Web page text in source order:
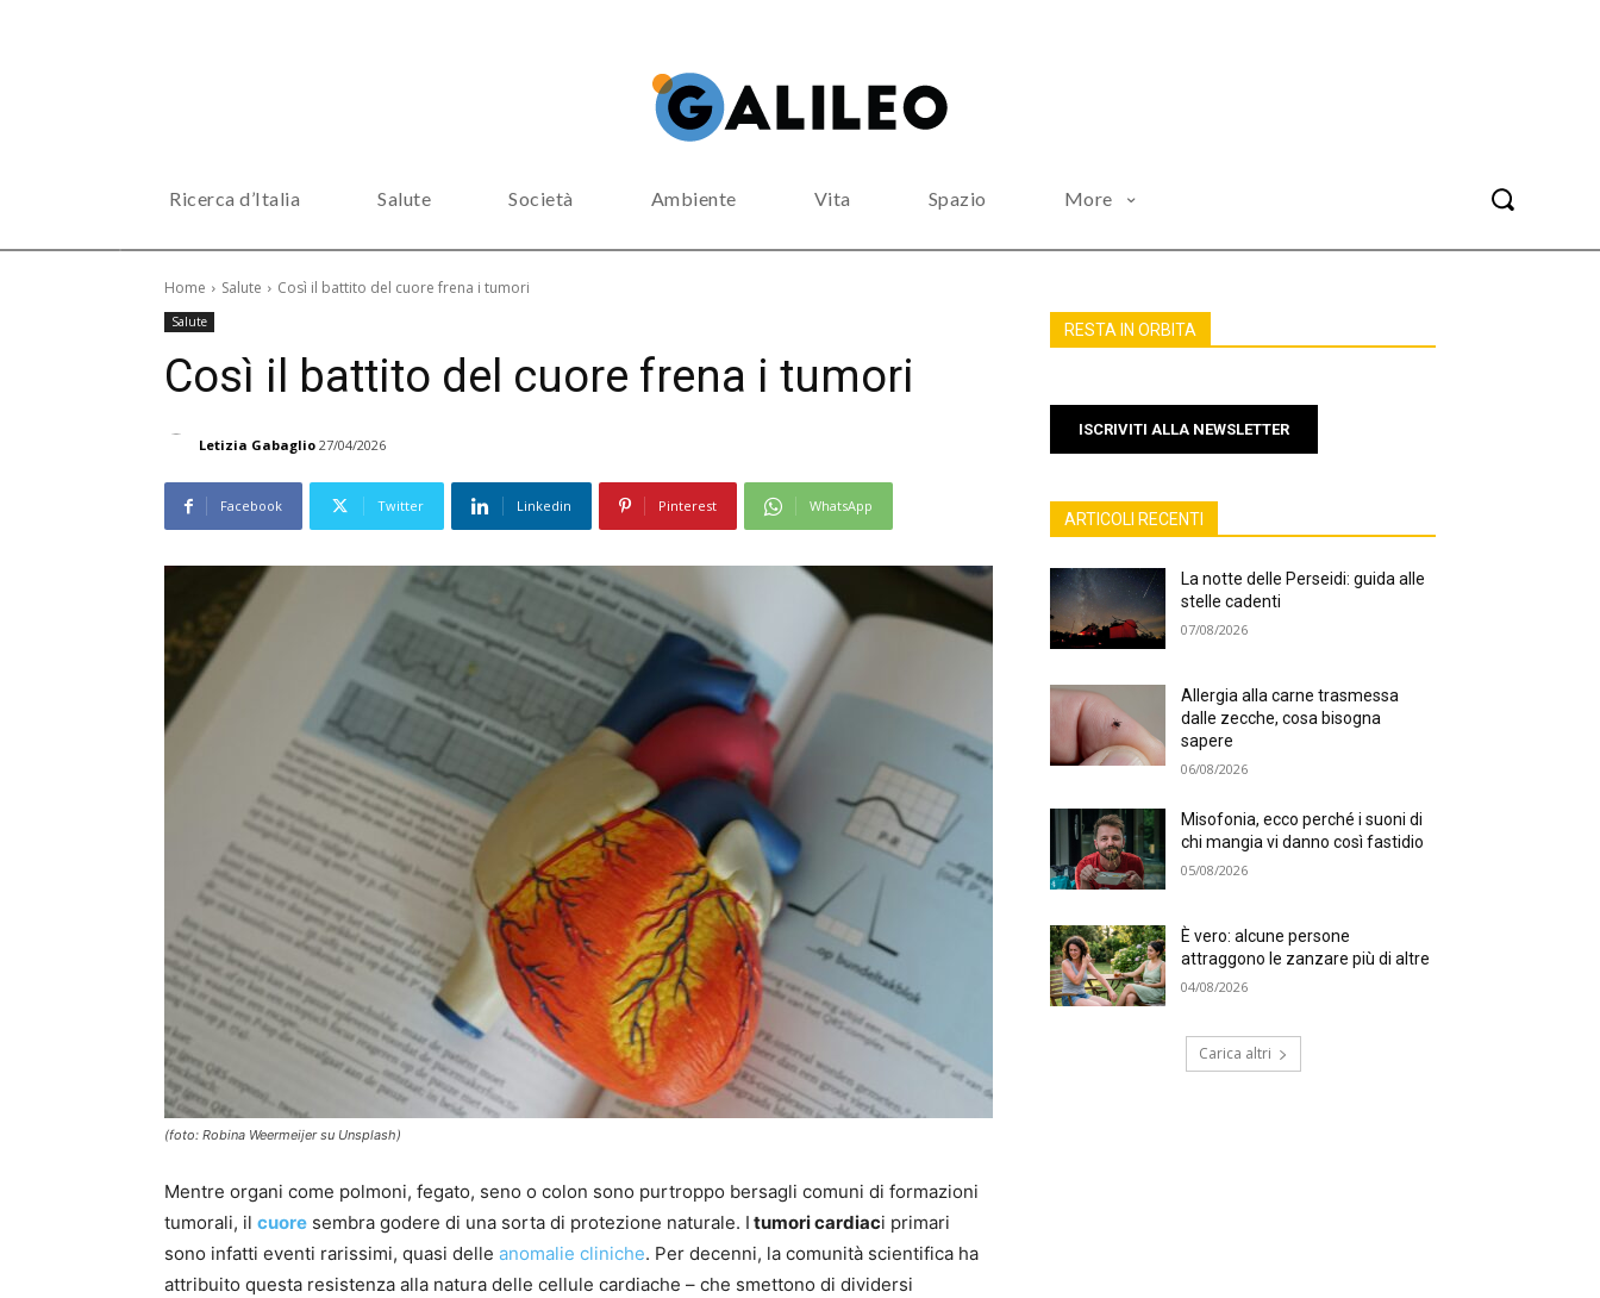
Ricerca d’Italia Salute Società Ambiente Vita Spazio More
Home Salute Così il battito del cuore frena i tumori
Salute
Così il battito del cuore frena i tumori
Letizia Gabaglio 27/04/2026
Facebook Twitter Linkedin Pinterest WhatsApp
(foto: Robina Weermeijer su Unsplash)
Mentre organi come polmoni, fegato, seno o colon sono purtroppo bersagli comuni di formazioni
tumorali, il cuore sembra godere di una sorta di protezione naturale. I tumori cardiaci primari
sono infatti eventi rarissimi, quasi delle anomalie cliniche. Per decenni, la comunità scientifica ha
attribuito questa resistenza alla natura delle cellule cardiache – che smettono di dividersi
RESTA IN ORBITA
ISCRIVITI ALLA NEWSLETTER
ARTICOLI RECENTI
La notte delle Perseidi: guida alle
stelle cadenti
07/08/2026
Allergia alla carne trasmessa
dalle zecche, cosa bisogna
sapere
06/08/2026
Misofonia, ecco perché i suoni di
chi mangia vi danno così fastidio
05/08/2026
È vero: alcune persone
attraggono le zanzare più di altre
04/08/2026
Carica altri